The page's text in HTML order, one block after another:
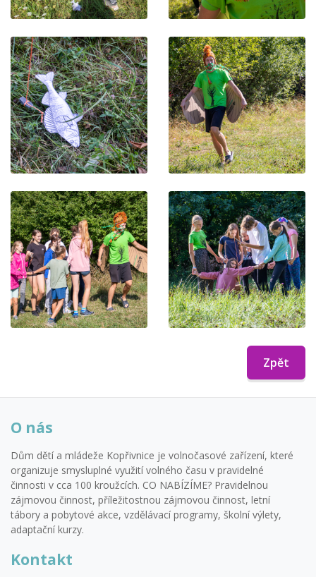
Zpět
O nás
Dům dětí a mládeže Kopřivnice je volnočasové zařízení, které
organizuje smysluplné využití volného času v pravidelné
činnosti v cca 100 kroužcích. CO NABÍZÍME? Pravidelnou
zájmovou činnost, příležitostnou zájmovou činnost, letní
tábory a pobytové akce, vzdělávací programy, školní výlety,
adaptační kurzy.
Kontakt